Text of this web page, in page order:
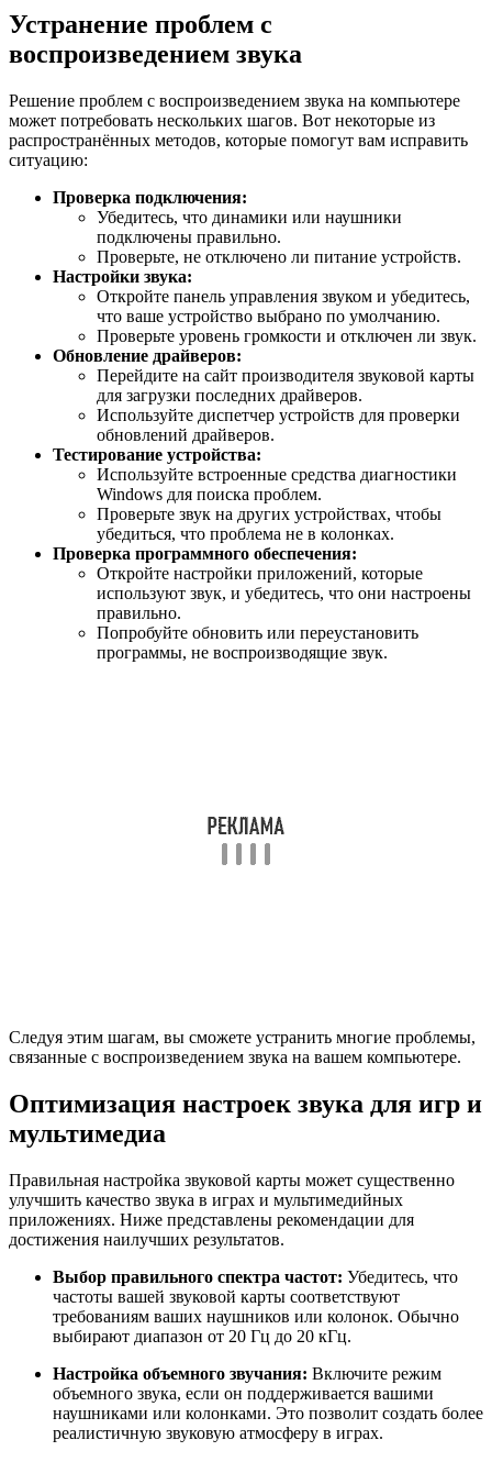
Устранение проблем с
воспроизведением звука
Решение проблем с воспроизведением звука на компьютере
может потребовать нескольких шагов. Вот некоторые из
распространённых методов, которые помогут вам исправить
ситуацию:
Проверка подключения:
Убедитесь, что динамики или наушники
подключены правильно.
Проверьте, не отключено ли питание устройств.
Настройки звука:
Откройте панель управления звуком и убедитесь,
что ваше устройство выбрано по умолчанию.
Проверьте уровень громкости и отключен ли звук.
Обновление драйверов:
Перейдите на сайт производителя звуковой карты
для загрузки последних драйверов.
Используйте диспетчер устройств для проверки
обновлений драйверов.
Тестирование устройства:
Используйте встроенные средства диагностики
Windows для поиска проблем.
Проверьте звук на других устройствах, чтобы
убедиться, что проблема не в колонках.
Проверка программного обеспечения:
Откройте настройки приложений, которые
используют звук, и убедитесь, что они настроены
правильно.
Попробуйте обновить или переустановить
программы, не воспроизводящие звук.
Следуя этим шагам, вы сможете устранить многие проблемы,
связанные с воспроизведением звука на вашем компьютере.
Оптимизация настроек звука для игр и
мультимедиа
Правильная настройка звуковой карты может существенно
улучшить качество звука в играх и мультимедийных
приложениях. Ниже представлены рекомендации для
достижения наилучших результатов.
Выбор правильного спектра частот: Убедитесь, что
частоты вашей звуковой карты соответствуют
требованиям ваших наушников или колонок. Обычно
выбирают диапазон от 20 Гц до 20 кГц.
Настройка объемного звучания: Включите режим
объемного звука, если он поддерживается вашими
наушниками или колонками. Это позволит создать более
реалистичную звуковую атмосферу в играх.